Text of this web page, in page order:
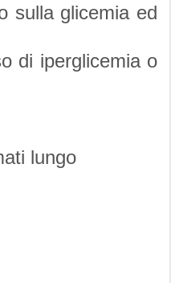
sulla glicemia ed
di iperglicemia o
lungo